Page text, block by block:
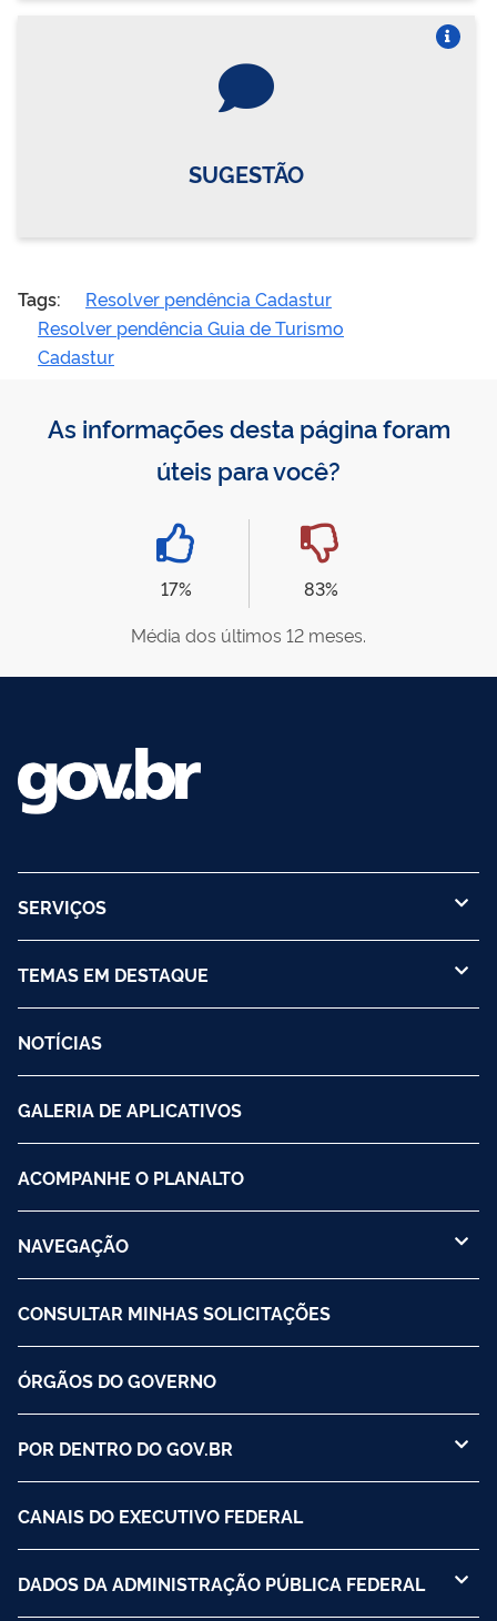
SUGESTÃO
Tags:
Resolver pendência Cadastur
Resolver pendência Guia de Turismo
Cadastur
As informações desta página foram
úteis para você?
17%
83%
Média dos últimos 12 meses.
SERVIÇOS
TEMAS EM DESTAQUE
NOTÍCIAS
GALERIA DE APLICATIVOS
ACOMPANHE O PLANALTO
NAVEGAÇÃO
CONSULTAR MINHAS SOLICITAÇÕES
ÓRGÃOS DO GOVERNO
POR DENTRO DO GOV.BR
CANAIS DO EXECUTIVO FEDERAL
DADOS DA ADMINISTRAÇÃO PÚBLICA FEDERAL